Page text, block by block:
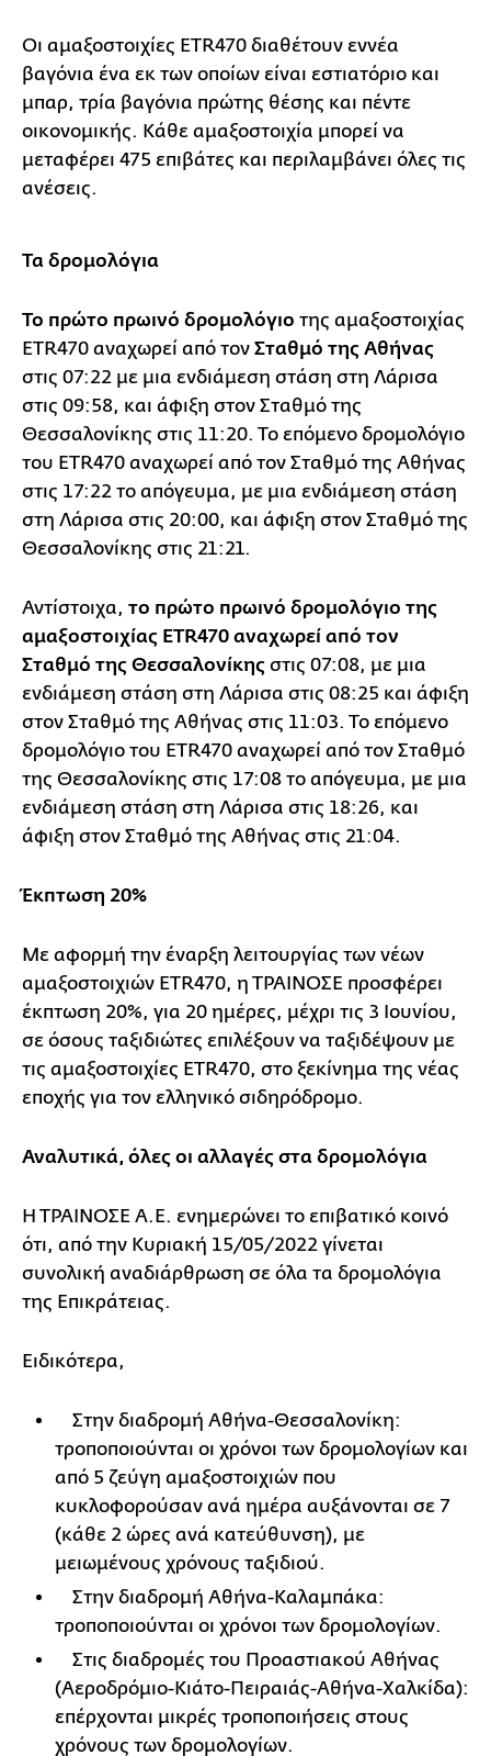
Οι αμαξοστοιχίες ETR470 διαθέτουν εννέα
βαγόνια ένα εκ των οποίων είναι εστιατόριο και
μπαρ, τρία βαγόνια πρώτης θέσης και πέντε
οικονομικής. Κάθε αμαξοστοιχία μπορεί να
μεταφέρει 475 επιβάτες και περιλαμβάνει όλες τις
ανέσεις.
Τα δρομολόγια
Το πρώτο πρωινό δρομολόγιο της αμαξοστοιχίας
ETR470 αναχωρεί από τον Σταθμό της Αθήνας
στις 07:22 με μια ενδιάμεση στάση στη Λάρισα
στις 09:58, και άφιξη στον Σταθμό της
Θεσσαλονίκης στις 11:20. Το επόμενο δρομολόγιο
του ETR470 αναχωρεί από τον Σταθμό της Αθήνας
στις 17:22 το απόγευμα, με μια ενδιάμεση στάση
στη Λάρισα στις 20:00, και άφιξη στον Σταθμό της
Θεσσαλονίκης στις 21:21.
Αντίστοιχα, το πρώτο πρωινό δρομολόγιο της
αμαξοστοιχίας ETR470 αναχωρεί από τον
Σταθμό της Θεσσαλονίκης στις 07:08, με μια
ενδιάμεση στάση στη Λάρισα στις 08:25 και άφιξη
στον Σταθμό της Αθήνας στις 11:03. Το επόμενο
δρομολόγιο του ETR470 αναχωρεί από τον Σταθμό
της Θεσσαλονίκης στις 17:08 το απόγευμα, με μια
ενδιάμεση στάση στη Λάρισα στις 18:26, και
άφιξη στον Σταθμό της Αθήνας στις 21:04.
Έκπτωση 20%
Με αφορμή την έναρξη λειτουργίας των νέων
αμαξοστοιχιών ETR470, η ΤΡΑΙΝΟΣΕ προσφέρει
έκπτωση 20%, για 20 ημέρες, μέχρι τις 3 Ιουνίου,
σε όσους ταξιδιώτες επιλέξουν να ταξιδέψουν με
τις αμαξοστοιχίες ETR470, στο ξεκίνημα της νέας
εποχής για τον ελληνικό σιδηρόδρομο.
Αναλυτικά, όλες οι αλλαγές στα δρομολόγια
Η ΤΡΑΙΝΟΣΕ Α.Ε. ενημερώνει το επιβατικό κοινό
ότι, από την Κυριακή 15/05/2022 γίνεται
συνολική αναδιάρθρωση σε όλα τα δρομολόγια
της Επικράτειας.
Ειδικότερα,
Στην διαδρομή Αθήνα-Θεσσαλονίκη:
τροποποιούνται οι χρόνοι των δρομολογίων και
από 5 ζεύγη αμαξοστοιχιών που
κυκλοφορούσαν ανά ημέρα αυξάνονται σε 7
(κάθε 2 ώρες ανά κατεύθυνση), με
μειωμένους χρόνους ταξιδιού.
Στην διαδρομή Αθήνα-Καλαμπάκα:
τροποποιούνται οι χρόνοι των δρομολογίων.
Στις διαδρομές του Προαστιακού Αθήνας
(Αεροδρόμιο-Κιάτο-Πειραιάς-Αθήνα-Χαλκίδα):
επέρχονται μικρές τροποποιήσεις στους
χρόνους των δρομολογίων.